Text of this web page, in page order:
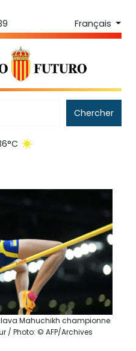
Français
Chercher
Mahuchikh championne
/ Photo: © AFP/Archives